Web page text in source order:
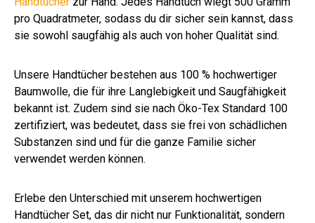
pro Quadratmeter, sodass du dir sicher sein kannst, dass
sie sowohl saugfähig als auch von hoher Qualität sind.
Unsere Handtücher bestehen aus 100 % hochwertiger
Baumwolle, die für ihre Langlebigkeit und Saugfähigkeit
bekannt ist. Zudem sind sie nach Öko-Tex Standard 100
zertifiziert, was bedeutet, dass sie frei von schädlichen
Substanzen sind und für die ganze Familie sicher
verwendet werden können.
Erlebe den Unterschied mit unserem hochwertigen
Handtücher Set, das dir nicht nur Funktionalität, sondern